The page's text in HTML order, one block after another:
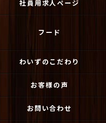
社員用求人ページ
フード
わいずのこだわり
お客様の声
お問い合わせ